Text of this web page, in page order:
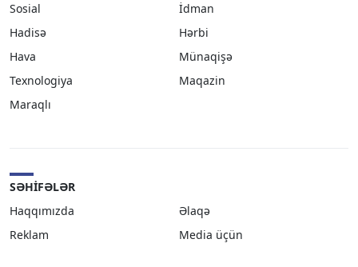
Sosial
İdman
Hadisə
Hərbi
Hava
Münaqişə
Texnologiya
Maqazin
Maraqlı
SƏHIFƏLƏR
Haqqımızda
Əlaqə
Reklam
Media üçün